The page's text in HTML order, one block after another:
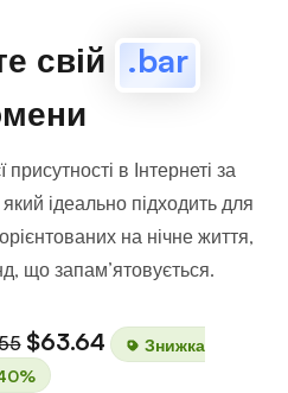
свій .bar
в Інтернеті за
ідеально підходить для
на нічне життя,
що запам’ятовується.
$63.64
Знижка